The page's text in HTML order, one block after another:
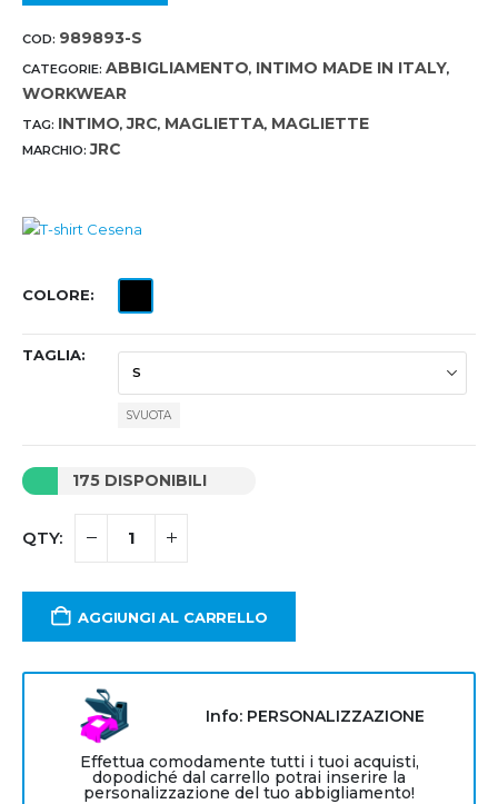
COD: 989893-S
CATEGORIE: ABBIGLIAMENTO, INTIMO MADE IN ITALY,
WORKWEAR
TAG: INTIMO,JRC, MAGLIETTA, MAGLIETTE
MARCHIO:JRC
COLORE
TAGLIA
SVUOTA
175 DISPONIBILI
AGGIUNGI AL CARRELLO
Info: PERSONALIZZAZIONE
Effettua comodamente tutti i tuoi acquisti,
dopodiché dal carrello potrai inserire la
personalizzazione del tuo abbigliamento!